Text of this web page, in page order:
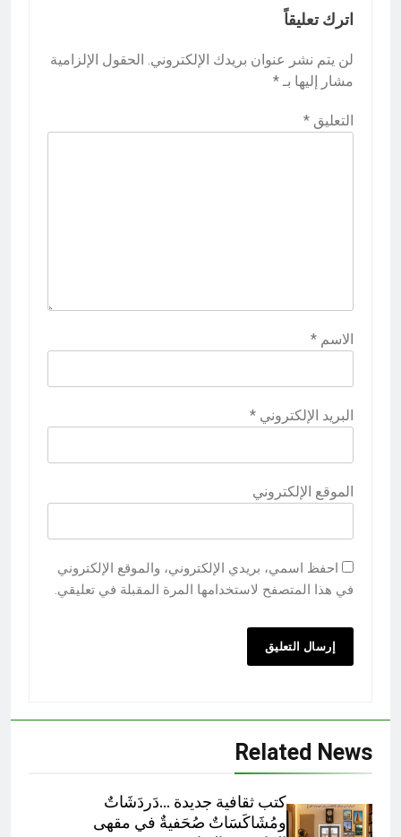
اترك تعليقاً
لن يتم نشر عنوان بريدك الإلكتروني. الحقول الإلزامية
مشار إليها بـ *
التعليق *
الاسم *
البريد الإلكتروني *
الموقع الإلكتروني
احفظ اسمي، بريدي الإلكتروني، والموقع الإلكتروني
في هذا المتصفح لاستخدامها المرة المقبلة في تعليقي.
Related News
كتب ثقافية جديدة …دَردَشَاتٌ
ومُشَاكَسَاتٌ صُحَفيةٌ في مقهى